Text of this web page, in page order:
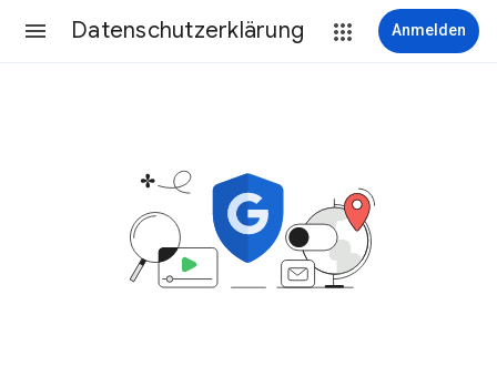
Datenschutzerklärung Anmelden